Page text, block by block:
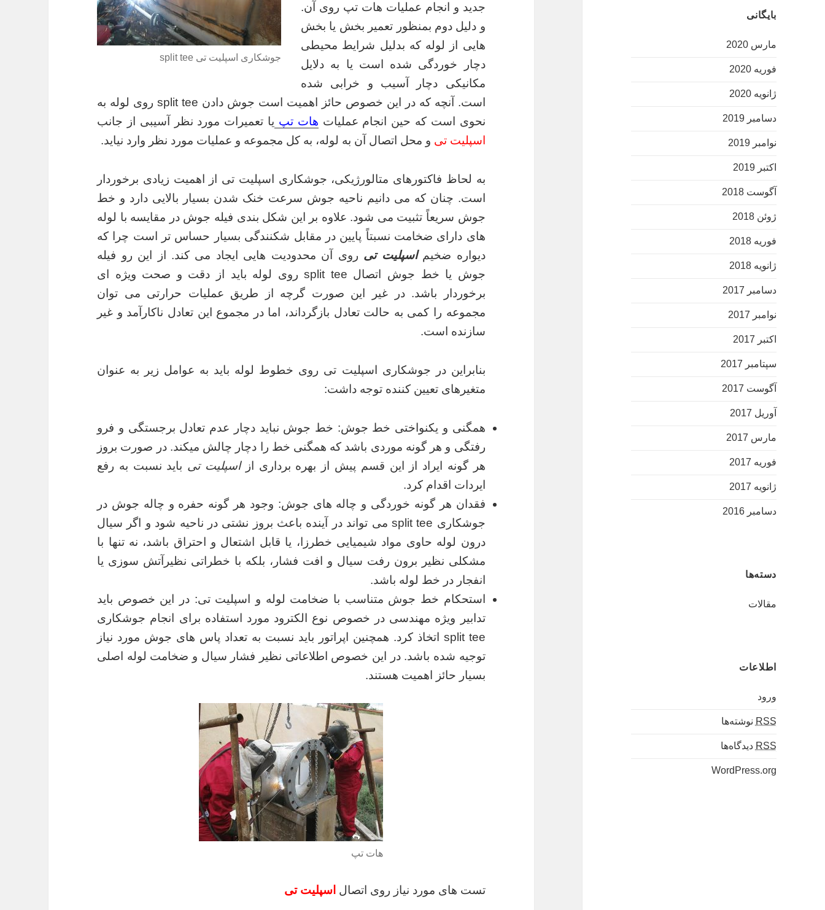
بایگانی
مارس 2020
فوریه 2020
ژانویه 2020
دسامبر 2019
نوامبر 2019
اکتبر 2019
آگوست 2018
ژوئن 2018
فوریه 2018
ژانویه 2018
دسامبر 2017
نوامبر 2017
اکتبر 2017
سپتامبر 2017
آگوست 2017
آوریل 2017
مارس 2017
فوریه 2017
ژانویه 2017
دسامبر 2016
دسته‌ها
مقالات
اطلاعات
ورود
RSS نوشته‌ها
RSS دیدگاه‌ها
WordPress.org
جوشکاری اسپلیت تی split tee
جدید و انجام عملیات هات تپ روی آن.
و دلیل دوم بمنظور تعمیر بخش یا بخش
هایی از لوله که بدلیل شرایط محیطی
دچار خوردگی شده است یا به دلایل
مکانیکی دچار آسیب و خرابی شده
است. آنچه که در این خصوص حائز اهمیت است جوش دادن split tee روی لوله به
نحوی است که حین انجام عملیات هات تپ یا تعمیرات مورد نظر آسیبی از جانب
اسپلیت تی و محل اتصال آن به لوله، به کل مجموعه و عملیات مورد نظر وارد نیاید.
به لحاظ فاکتورهای متالورژیکی، جوشکاری اسپلیت تی از اهمیت زیادی برخوردار
است. چنان که می دانیم ناحیه جوش سرعت خنک شدن بسیار بالایی دارد و خط
جوش سریعاً تثبیت می شود. علاوه بر این شکل بندی فیله جوش در مقایسه با لوله
های دارای ضخامت نسبتاً پایین در مقابل شکنندگی بسیار حساس تر است چرا که
دیواره ضخیماسپلیت تی روی آن محدودیت هایی ایجاد می کند. از این رو فیله
جوش یا خط جوش اتصال split tee روی لوله باید از دقت و صحت ویژه ای
برخوردار باشد. در غیر این صورت گرچه از طریق عملیات حرارتی می توان
مجموعه را کمی به حالت تعادل بازگرداند، اما در مجموع این تعادل ناکارآمد و غیر
سازنده است.
بنابراین در جوشکاری اسپلیت تی روی خطوط لوله باید به عوامل زیر به عنوان
متغیرهای تعیین کننده توجه داشت:
همگنی و یکنواختی خط جوش: خط جوش نباید دچار عدم تعادل برجستگی و فرو
رفتگی و هر گونه موردی باشد که همگنی خط را دچار چالش میکند. در صورت بروز
هر گونه ایراد از این قسم پیش از بهره برداری ازاسپلیت تی باید نسبت به رفع
ایردات اقدام کرد.
فقدان هر گونه خوردگی و چاله های جوش: وجود هر گونه حفره و چاله جوش در
جوشکاری split tee می تواند در آینده باعث بروز نشتی در ناحیه شود و اگر سیال
درون لوله حاوی مواد شیمیایی خطرزا، یا قابل اشتعال و احتراق باشد، نه تنها با
مشکلی نظیر برون رفت سیال و افت فشار، بلکه با خطراتی نظیرآتش سوزی یا
انفجار در خط لوله باشد.
استحکام خط جوش متناسب با ضخامت لوله و اسپلیت تی: در این خصوص باید
تدابیر ویژه مهندسی در خصوص نوع الکترود مورد استفاده برای انجام جوشکاری
split tee اتخاذ کرد. همچنین اپراتور باید نسبت به تعداد پاس های جوش مورد نیاز
توجیه شده باشد. در این خصوص اطلاعاتی نظیر فشار سیال و ضخامت لوله اصلی
بسیار حائز اهمیت هستند.
هات تپ
تست های مورد نیاز روی اتصال اسپلیت تی